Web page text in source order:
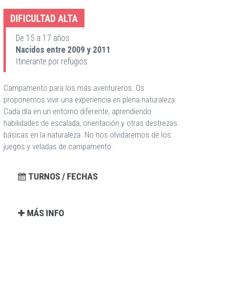
DIFICULTAD ALTA
De 15 a 17 años
Nacidos entre 2009 y 2011
Itinerante por refugios
Campamento para los más aventureros. Os
proponemos vivir una experiencia en plena naturaleza.
Cada día en un entorno diferente, aprendiendo
habilidades de escalada, orientación y otras destrezas
básicas en la naturaleza. No nos olvidaremos de los
juegos y veladas de campamento.
TURNOS / FECHAS
MÁS INFO